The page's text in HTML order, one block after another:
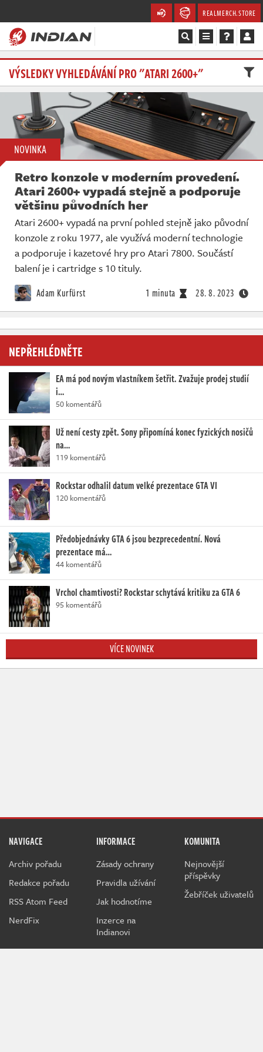
REALMERCH.STORE
Magazín
Recenze
Videa
Soutěže
Databáze
Komunita
Redakce
Živě
VÝSLEDKY VYHLEDÁVÁNÍ PRO "ATARI 2600+"
NOVINKA
Retro konzole v moderním provedení.
Atari 2600+ vypadá stejně a podporuje
většinu původních her
Atari 2600+ vypadá na první pohled stejně jako původní
konzole z roku 1977, ale využívá moderní technologie
a podporuje i kazetové hry pro Atari 7800. Součástí
balení je i cartridge s 10 tituly.
Adam Kurfürst 1 minuta 28. 8. 2023
NEPŘEHLÉDNĚTE
EA má pod novým vlastníkem šetřit. Zvažuje prodej studií
i…
50 komentářů
Už není cesty zpět. Sony připomíná konec fyzických nosičů
na…
119 komentářů
Rockstar odhalil datum velké prezentace GTA VI
120 komentářů
Předobjednávky GTA 6 jsou bezprecedentní. Nová
prezentace má…
44 komentářů
Vrchol chamtivosti? Rockstar schytává kritiku za GTA 6
95 komentářů
VÍCE NOVINEK
NAVIGACE
Archiv pořadu
Redakce pořadu
RSS Atom Feed
NerdFix
INFORMACE
Zásady ochrany
Pravidla užívání
Jak hodnotíme
Inzerce na
Indianovi
KOMUNITA
Nejnovější
příspěvky
Žebříček uživatelů